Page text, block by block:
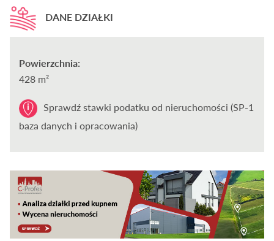
DANE DZIAŁKI
Powierzchnia:
428 m²
Sprawdź stawki podatku od nieruchomości (SP-1
baza danych i opracowania)